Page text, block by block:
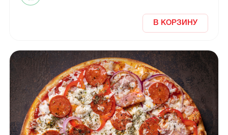
В КОРЗИНУ